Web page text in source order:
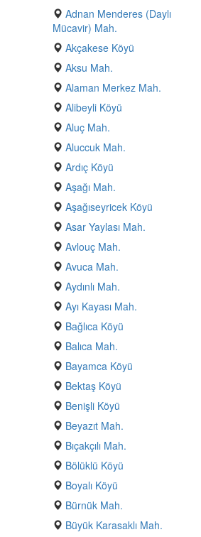
Adnan Menderes (Daylı
Mücavir) Mah.
Akçakese Köyü
Aksu Mah.
Alaman Merkez Mah.
Alibeyli Köyü
Aluç Mah.
Aluccuk Mah.
Ardıç Köyü
Aşağı Mah.
Aşağıseyricek Köyü
Asar Yaylası Mah.
Avlouç Mah.
Avuca Mah.
Aydınlı Mah.
Ayı Kayası Mah.
Bağlıca Köyü
Balıca Mah.
Bayamca Köyü
Bektaş Köyü
Benişli Köyü
Beyazıt Mah.
Bıçakçılı Mah.
Bölüklü Köyü
Boyalı Köyü
Bürnük Mah.
Büyük Karasaklı Mah.